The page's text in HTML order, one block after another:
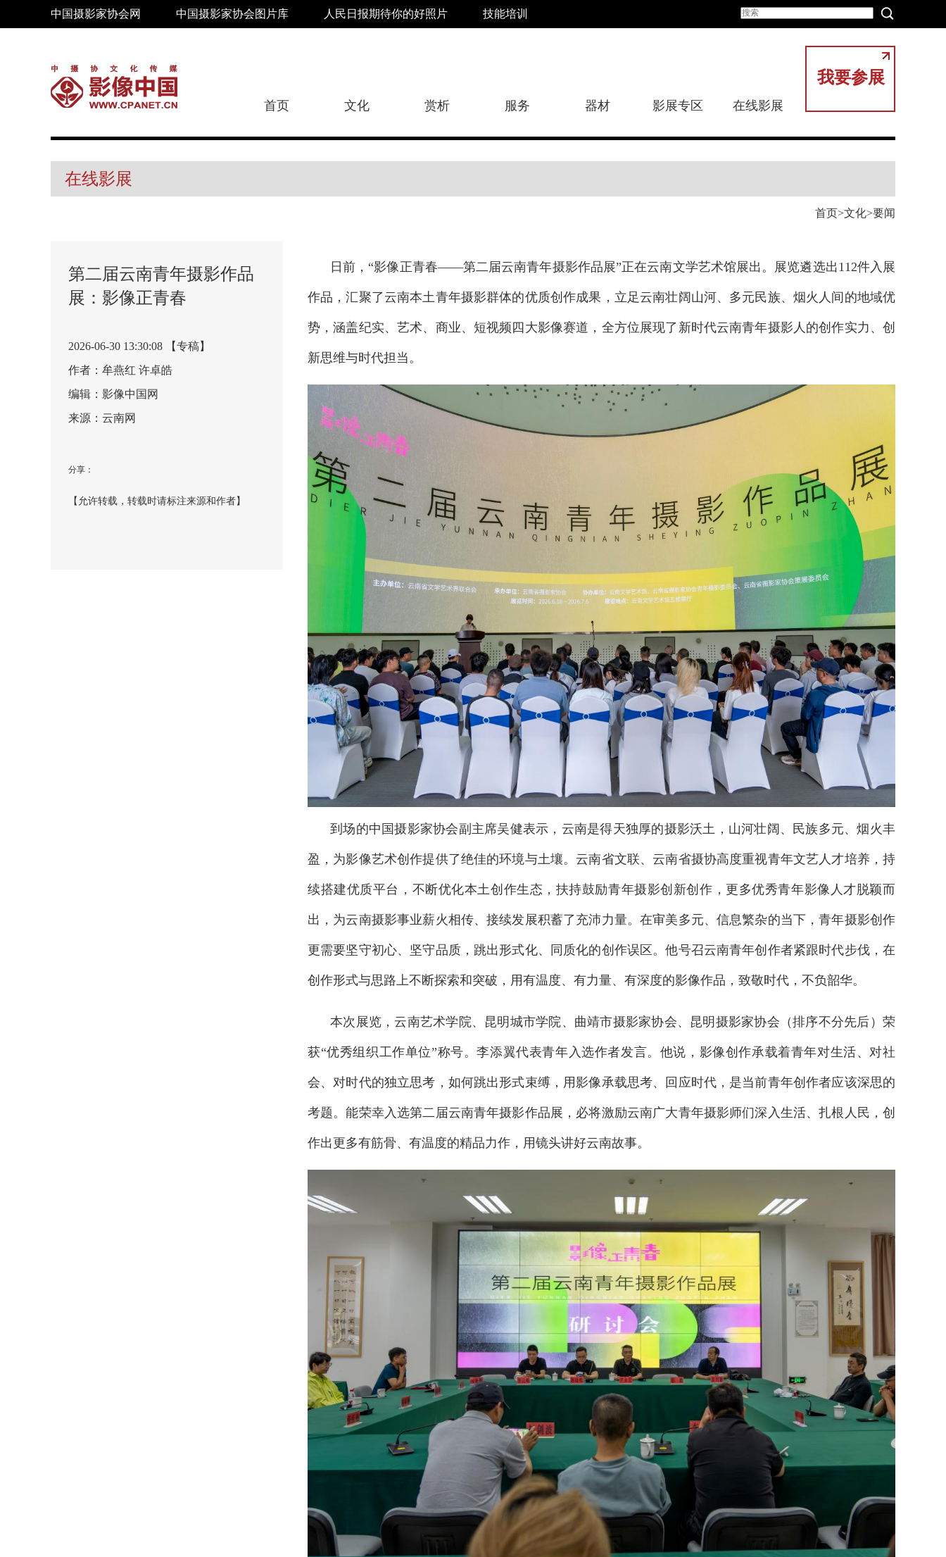
中国摄影家协会网 中国摄影家协会图片库 人民日报期待你的好照片 技能培训
我要参展
首页 文化 赏析 服务 器材 影展专区 在线影展
在线影展
首页 文化 要闻
第二届云南青年摄影作品
展：影像正青春
2026-06-30 13:30:08 【专稿】
作者：牟燕红 许卓皓
编辑：影像中国网
来源：云南网
分享：
【允许转载，转载时请标注来源和作者】
日前，“影像正青春——第二届云南青年摄影作品展”正在云南文学艺术馆展出。展览遴选出112件入展
作品，汇聚了云南本土青年摄影群体的优质创作成果，立足云南壮阔山河、多元民族、烟火人间的地域优
势，涵盖纪实、艺术、商业、短视频四大影像赛道，全方位展现了新时代云南青年摄影人的创作实力、创
新思维与时代担当。
到场的中国摄影家协会副主席吴健表示，云南是得天独厚的摄影沃土，山河壮阔、民族多元、烟火丰
盈，为影像艺术创作提供了绝佳的环境与土壤。云南省文联、云南省摄协高度重视青年文艺人才培养，持
续搭建优质平台，不断优化本土创作生态，扶持鼓励青年摄影创新创作，更多优秀青年影像人才脱颖而
出，为云南摄影事业薪火相传、接续发展积蓄了充沛力量。在审美多元、信息繁杂的当下，青年摄影创作
更需要坚守初心、坚守品质，跳出形式化、同质化的创作误区。他号召云南青年创作者紧跟时代步伐，在
创作形式与思路上不断探索和突破，用有温度、有力量、有深度的影像作品，致敬时代，不负韶华。
本次展览，云南艺术学院、昆明城市学院、曲靖市摄影家协会、昆明摄影家协会（排序不分先后）荣
获“优秀组织工作单位”称号。李添翼代表青年入选作者发言。他说，影像创作承载着青年对生活、对社
会、对时代的独立思考，如何跳出形式束缚，用影像承载思考、回应时代，是当前青年创作者应该深思的
考题。能荣幸入选第二届云南青年摄影作品展，必将激励云南广大青年摄影师们深入生活、扎根人民，创
作出更多有筋骨、有温度的精品力作，用镜头讲好云南故事。